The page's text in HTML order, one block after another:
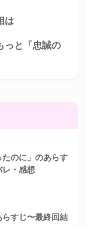
は
っと「忠誠の
たのに」のあらす
レ・感想
らすじ〜最終回結